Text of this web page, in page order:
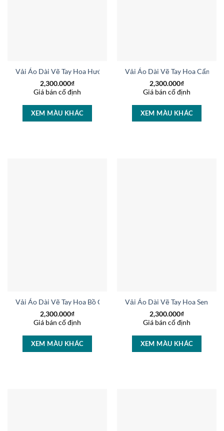
Vải Áo Dài Vẽ Tay Hoa Hướng Dương Vừa Ra AD V51039
2,300.000₫
Giá bán cố định
XEM MÀU KHÁC
Vải Áo Dài Vẽ Tay Hoa Cẩm
2,300.000₫
Giá bán cố định
XEM MÀU KHÁC
Vải Áo Dài Vẽ Tay Hoa Bồ Công Anh Mới Ra AD V51035
2,300.000₫
Giá bán cố định
XEM MÀU KHÁC
Vải Áo Dài Vẽ Tay Hoa Sen
2,300.000₫
Giá bán cố định
XEM MÀU KHÁC